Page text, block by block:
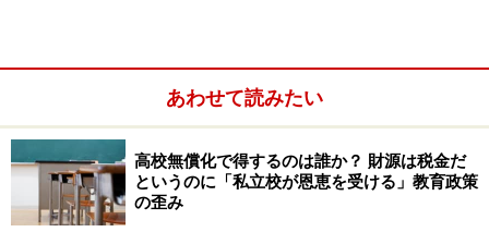
あわせて読みたい
高校無償化で得するのは誰か？ 財源は税金だ
というのに「私立校が恩恵を受ける」教育政策
の歪み